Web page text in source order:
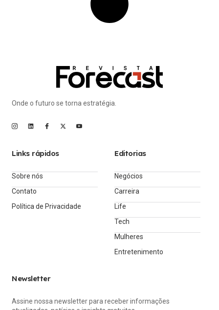
Onde o futuro se torna estratégia.
Links rápidos
Sobre nós
Contato
Política de Privacidade
Editorias
Negócios
Carreira
Life
Tech
Mulheres
Entretenimento
Newsletter
Assine nossa newsletter para receber informações